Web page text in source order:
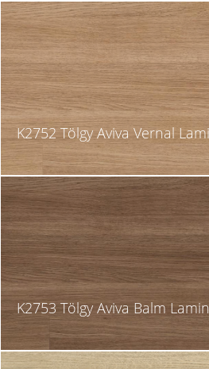
K2752 Tölgy Aviva Vernal
K2753 Tölgy Aviva Balm